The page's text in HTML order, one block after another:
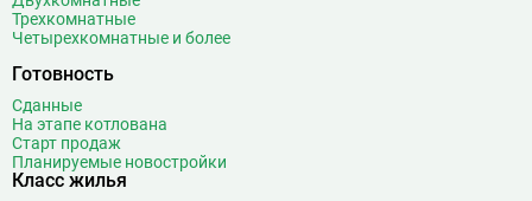
Трехкомнатные
Четырехкомнатные и более
Готовность
Сданные
На этапе котлована
Старт продаж
Планируемые новостройки
Класс жилья